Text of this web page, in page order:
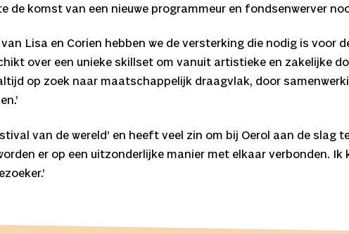
de komst van een nieuwe programmeur en fondsenwerver
Lisa en Corien hebben we de versterking die nodig is
over een unieke skillset om vanuit artistieke en zakelijke
op zoek naar maatschappelijk draagvlak, door
van de wereld’ en heeft veel zin om bij Oerol aan de slag
er op een uitzonderlijke manier met elkaar verbonden.